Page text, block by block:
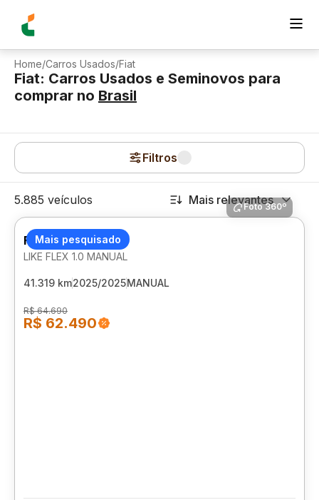
Home/Carros Usados/Fiat
Fiat: Carros Usados e Seminovos para
comprar no Brasil
Filtros
5.885 veículos Mais relevantes
Mais pesquisado
Foto 360º
FIAT MOBI
LIKE FLEX 1.0 MANUAL
41.319 km2025/2025MANUAL
R$ 64.690
R$ 62.490